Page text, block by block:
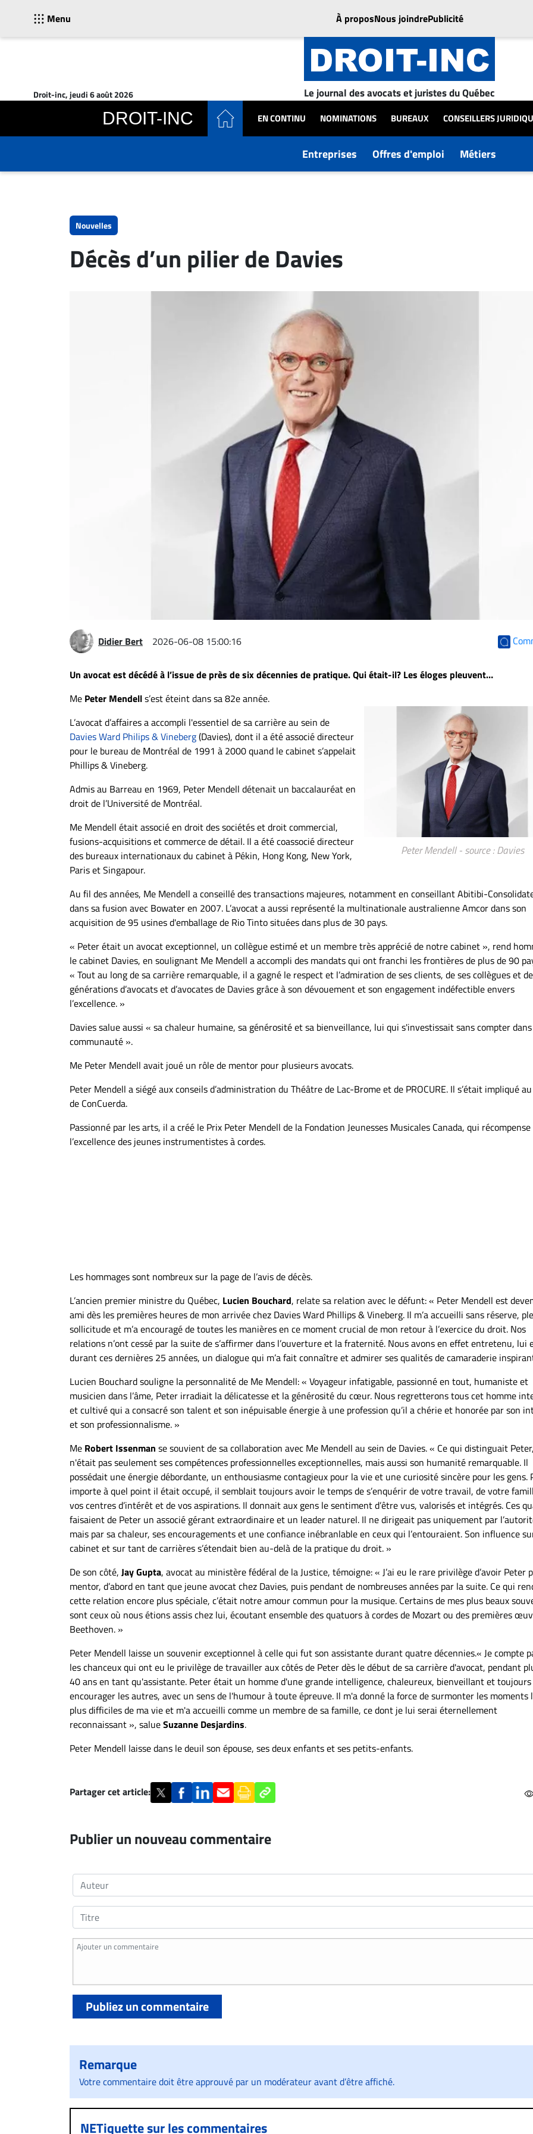
Menu À proposNous joindrePublicité
Droit-inc, jeudi 6 août 2026 Le journal des avocats et juristes du Québec
DROIT-INC EN CONTINU NOMINATIONS BUREAUX CONSEILLERS
Entreprises Offres d'emploi Métiers
En
Nominations
Conseillers
CARRIÈRE
recrutements
TROUVEZ-
confidentialité
Nouvelles
Décès d’un pilier de Davies
Didier Bert 2026-06-08 15:00:16
Un avocat est décédé à l’issue de près de six décennies de pratique. Qui était-il? Les éloges pleuvent…
Peter Mendell - source : Davies
Me Peter Mendells’est éteint dans sa 82e année.
L’avocat d’affaires a accompli l'essentiel de sa carrière au sein de
Davies Ward Philips & Vineberg(Davies), dont il a été associé directeur
pour le bureau de Montréal de 1991 à 2000 quand le cabinet s’appelait
Phillips & Vineberg.
Admis au Barreau en 1969, Peter Mendell détenait un baccalauréat en
droit de l’Université de Montréal.
Me Mendell était associé en droit des sociétés et droit commercial,
fusions-acquisitions et commerce de détail. Il a été coassocié directeur
des bureaux internationaux du cabinet à Pékin, Hong Kong, New York,
Paris et Singapour.
Au fil des années, Me Mendell a conseillé des transactions majeures, notamment en conseillant Abitibi-
dans sa fusion avec Bowater en 2007. L’avocat a aussi représenté la multinationale australienne Amcor dans son
acquisition de 95 usines d'emballage de Rio Tinto situées dans plus de 30 pays.
« Peter était un avocat exceptionnel, un collègue estimé et un membre très apprécié de notre cabinet », rend
le cabinet Davies, en soulignant Me Mendell a accompli des mandats qui ont franchi les frontières de plus de 90
« Tout au long de sa carrière remarquable, il a gagné le respect et l’admiration de ses clients, de ses collègues et de
générations d’avocats et d’avocates de Davies grâce à son dévouement et son engagement indéfectible envers
l’excellence. »
Davies salue aussi « sa chaleur humaine, sa générosité et sa bienveillance, lui qui s'investissait sans compter
communauté ».
Me Peter Mendell avait joué un rôle de mentor pour plusieurs avocats.
Peter Mendell a siégé aux conseils d’administration du Théâtre de Lac-Brome et de PROCURE. Il s’était impliqué
de ConCuerda.
Passionné par les arts, il a créé le Prix Peter Mendell de la Fondation Jeunesses Musicales Canada, qui récompense
l’excellence des jeunes instrumentistes à cordes.
Les hommages sont nombreux sur la page de l’avis de décès.
L’ancien premier ministre du Québec, Lucien Bouchard, relate sa relation avec le défunt: « Peter Mendell est
ami dès les premières heures de mon arrivée chez Davies Ward Phillips & Vineberg. Il m’a accueilli sans réserve,
sollicitude et m’a encouragé de toutes les manières en ce moment crucial de mon retour à l’exercice du droit. Nos
relations n’ont cessé par la suite de s’affirmer dans l’ouverture et la fraternité. Nous avons en effet entretenu, lui
durant ces dernières 25 années, un dialogue qui m’a fait connaître et admirer ses qualités de camaraderie
Lucien Bouchard souligne la personnalité de Me Mendell: « Voyageur infatigable, passionné en tout, humaniste et
musicien dans l’âme, Peter irradiait la délicatesse et la générosité du cœur. Nous regretterons tous cet homme
et cultivé qui a consacré son talent et son inépuisable énergie à une profession qu’il a chérie et honorée par son
et son professionnalisme. »
Me Robert Issenman se souvient de sa collaboration avec Me Mendell au sein de Davies. « Ce qui distinguait
n'était pas seulement ses compétences professionnelles exceptionnelles, mais aussi son humanité remarquable. Il
possédait une énergie débordante, un enthousiasme contagieux pour la vie et une curiosité sincère pour les gens.
importe à quel point il était occupé, il semblait toujours avoir le temps de s’enquérir de votre travail, de votre
vos centres d’intérêt et de vos aspirations. Il donnait aux gens le sentiment d’être vus, valorisés et intégrés. Ces
faisaient de Peter un associé gérant extraordinaire et un leader naturel. Il ne dirigeait pas uniquement par
mais par sa chaleur, ses encouragements et une confiance inébranlable en ceux qui l’entouraient. Son influence
cabinet et sur tant de carrières s’étendait bien au-delà de la pratique du droit. »
De son côté, Jay Gupta, avocat au ministère fédéral de la Justice, témoigne: « J’ai eu le rare privilège d’avoir Peter
mentor, d’abord en tant que jeune avocat chez Davies, puis pendant de nombreuses années par la suite. Ce qui
cette relation encore plus spéciale, c’était notre amour commun pour la musique. Certains de mes plus beaux
sont ceux où nous étions assis chez lui, écoutant ensemble des quatuors à cordes de Mozart ou des premières
Beethoven. »
Peter Mendell laisse un souvenir exceptionnel à celle qui fut son assistante durant quatre décennies.« Je compte
les chanceux qui ont eu le privilège de travailler aux côtés de Peter dès le début de sa carrière d'avocat, pendant
40 ans en tant qu'assistante. Peter était un homme d'une grande intelligence, chaleureux, bienveillant et
encourager les autres, avec un sens de l'humour à toute épreuve. Il m'a donné la force de surmonter les moments
plus difficiles de ma vie et m'a accueilli comme un membre de sa famille, ce dont je lui serai éternellement
reconnaissant », salueSuzanne Desjardins.
Peter Mendell laisse dans le deuil son épouse, ses deux enfants et ses petits-enfants.
Partager cet article:
Publier un nouveau commentaire
Publiez un commentaire
Remarque
Votre commentaire doit être approuvé par un modérateur avant d’être affiché.
NETiquette sur les commentaires